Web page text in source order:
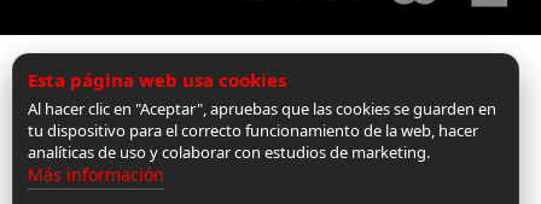
Esta página web usa cookies
Al hacer clic en "Aceptar", apruebas que las cookies se guarden en
tu dispositivo para el correcto funcionamiento de la web, hacer
analíticas de uso y colaborar con estudios de marketing.
Más información